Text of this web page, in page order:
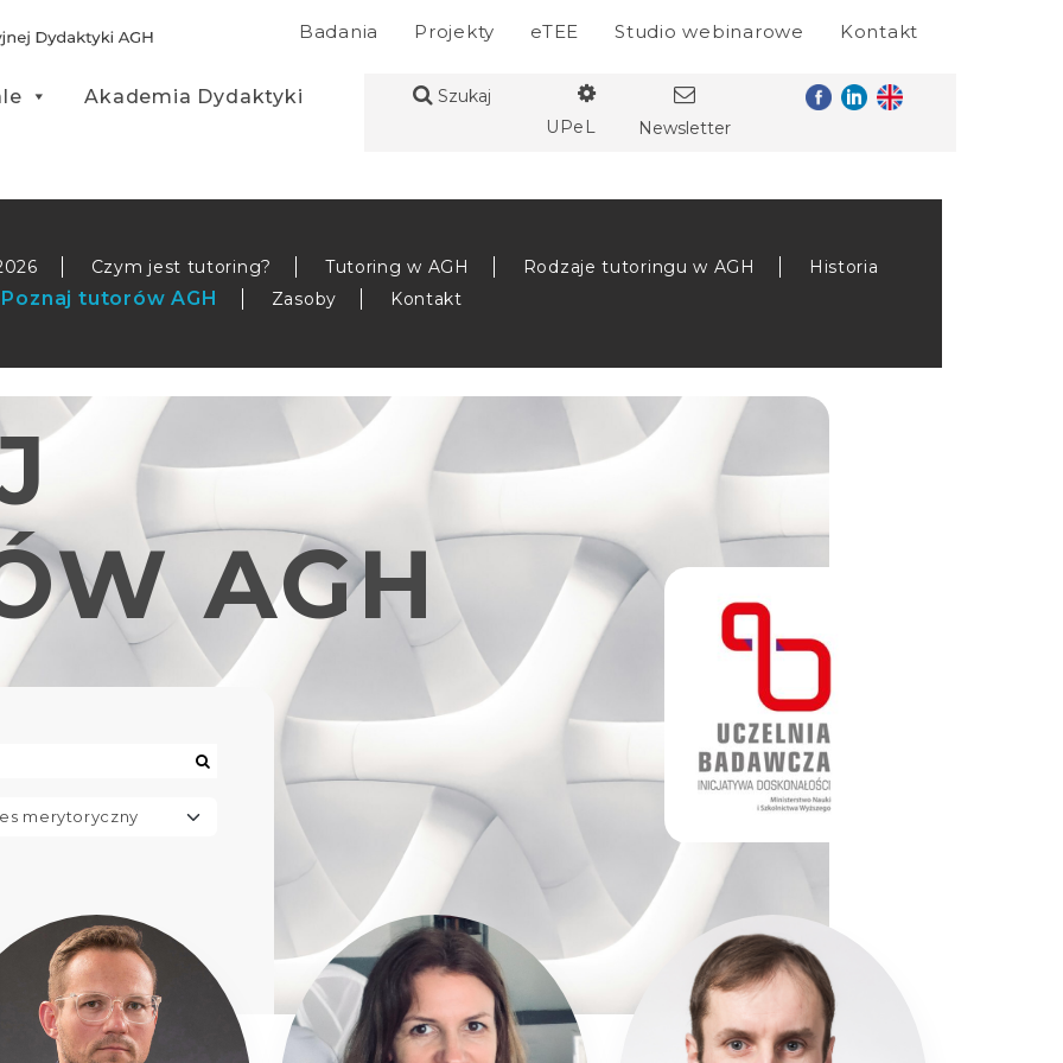
Badania Projekty eTEE Studio webinarowe Kontakt
Akademia Dydaktyki
Szukaj
UPeL
Newsletter
Czym jest tutoring? Tutoring w AGH Rodzaje tutoringu w AGH
Historia
Poznaj tutorów AGH Zasoby Kontakt
AGH
BOŁOZ ŁUKASZ
WGGiIŚ
BOROWIEC
WH
BRANICKI WACŁAW